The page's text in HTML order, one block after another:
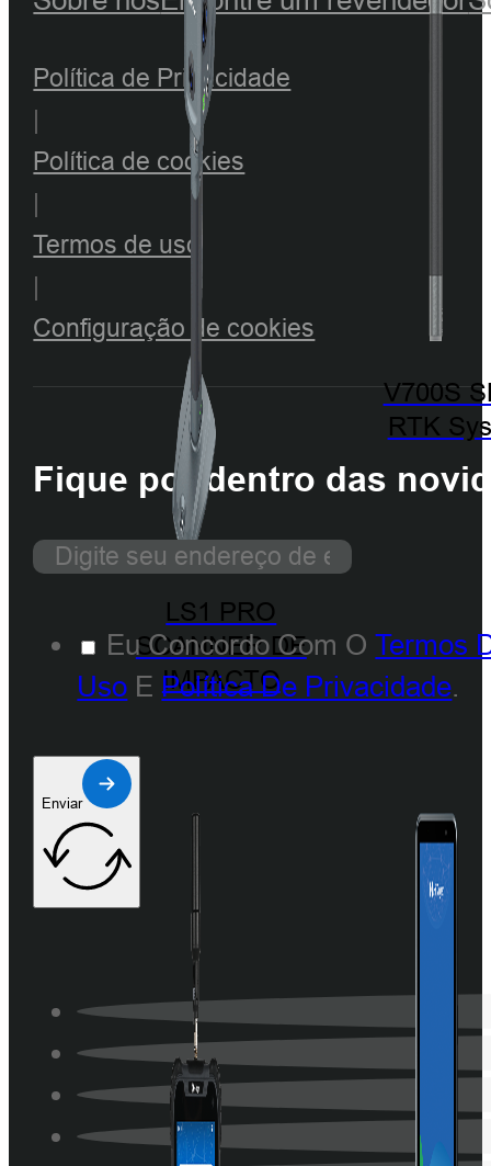
LS1 PRO
SCANNER DE
IMPACTO
V700S
RTK
Política de Privacidade
Política de cookies
Termos de uso
Configuração de cookies
Fique por dentro das
Eu Concordo Com OTermos
Uso EPolítica De Privacidade.
Enviar